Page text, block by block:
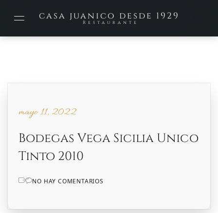
casa juanico desde 1929
Restaurante
mayo 11, 2022
Bodegas Vega Sicilia Unico
Tinto 2010
NO HAY COMENTARIOS